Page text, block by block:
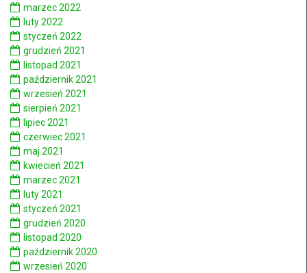
marzec 2022
luty 2022
styczeń 2022
grudzień 2021
listopad 2021
październik 2021
wrzesień 2021
sierpień 2021
lipiec 2021
czerwiec 2021
maj 2021
kwiecień 2021
marzec 2021
luty 2021
styczeń 2021
grudzień 2020
listopad 2020
październik 2020
wrzesień 2020